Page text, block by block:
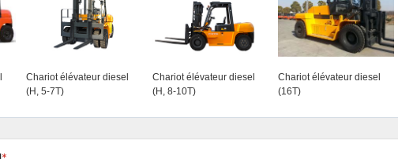
Chariot élévateur diesel
(H, 5-7T)
Chariot élévateur diesel
(H, 8-10T)
Chariot élévateur diesel
(16T)